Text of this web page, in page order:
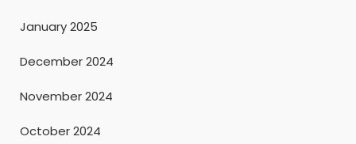
January 2025
December 2024
November 2024
October 2024